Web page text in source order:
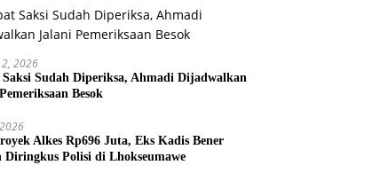
2, 2026
Sudah Diperiksa, Ahmadi Dijadwalkan
Besok
Alkes Rp696 Juta, Eks Kadis Bener
Diringkus Polisi di Lhokseumawe